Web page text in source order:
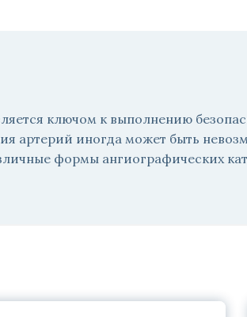
ключом к выполнению
артерий иногда может быть
формы ангиографических